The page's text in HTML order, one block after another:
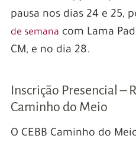
pausa nos dias 24 e 25,
de semana com Lama
CM, e no dia 28.
Inscrição Presencial –
Caminho do Meio
O CEBB Caminho do